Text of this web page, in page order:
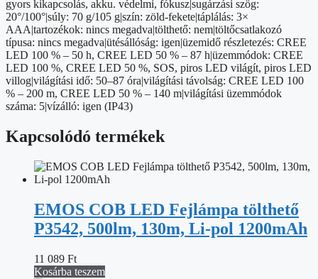
gyors kikapcsolás, akku. védelmi, fókusz|sugárzási szög:
20°/100°|súly: 70 g/105 g|szín: zöld-fekete|táplálás: 3×
AAA|tartozékok: nincs megadva|tölthető: nem|töltőcsatlakozó
típusa: nincs megadva|ütésállóság: igen|üzemidő részletezés: CREE
LED 100 % – 50 h, CREE LED 50 % – 87 h|üzemmódok: CREE
LED 100 %, CREE LED 50 %, SOS, piros LED világít, piros LED
villog|világítási idő: 50–87 óra|világítási távolság: CREE LED 100
% – 200 m, CREE LED 50 % – 140 m|világítási üzemmódok
száma: 5|vízálló: igen (IP43)
Kapcsolódó termékek
EMOS COB LED Fejlámpa tölthető
P3542, 500lm, 130m, Li-pol 1200mAh
11 089 Ft
Kosárba teszem